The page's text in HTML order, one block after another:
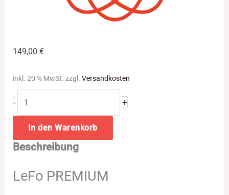
149,00 €
inkl. 20 % MwSt. zzgl. Versandkosten
- +
In den Warenkorb
Beschreibung
LeFo PREMIUM